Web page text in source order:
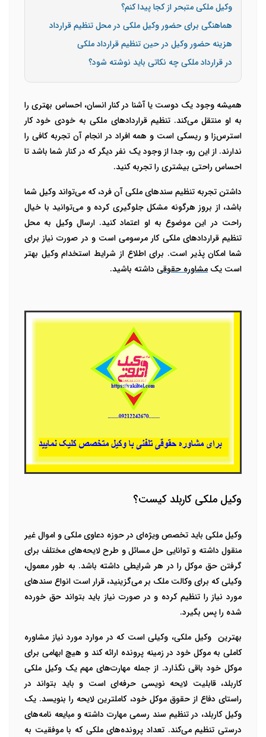
وکیل ملکی متبحر از کجا پیدا کنم؟
هماهنگی برای حضور وکیل ملکی در محل تنظیم قرارداد
هزینه حضور وکیل در حین تنظیم قرارداد ملکی
در قرارداد ملکی چه نکاتی باید نوشته شود؟
همیشه وجود یک دوست یا آشنا در کنار انسان، احساس بهتری را
به او منتقل می‌کند. تنظیم قراردادهای ملکی به خودی خود کار
استرس‌زا و ریسکی است و همه افراد در انجام آن تجربه کافی را
ندارند. از این رو، جدا از وجود یک نفر دیگر که در کنار شما باشد تا
احساس راحتی بیشتری را تجربه کنید.
داشتن تجربه تنظیم سندهای ملکی آن فرد، که می‌تواند وکیل شما
باشد، از بروز هرگونه مشکل جلوگیری کرده و می‌توانید با خیال
راحت در این موضوع به او اعتماد کنید. ارسال وکیل به محل
تنظیم قراردادهای ملکی کار مرسومی است و در صورت نیاز برای
شما امکان پذیر است. برای اطلاع از شرایط استخدام وکیل بهتر
است یک مشاوره حقوقی داشته باشید.
وکیل ملکی کاربلد کیست؟
وکیل ملکی باید تخصص ویژه‌ای در حوزه دعاوی ملکی و اموال غیر
منقول داشته و توانایی حل مسائل و طرح لایحه‌های مختلف برای
گرفتن حق موکل را در هر شرایطی داشته باشد. به طور معمول،
وکیلی که برای وکالت ملک بر می‌گزینید، قرار است انواع سندهای
مورد نیاز را تنظیم کرده و در صورت نیاز باید بتواند حق خورده
شده را پس بگیرد.
بهترین وکیل ملکی، وکیلی است که در موارد مورد نیاز مشاوره
کاملی به موکل خود در زمینه پرونده ارائه کند و هیچ ابهامی برای
موکل خود باقی نگذارد. از جمله مهارت‌های مهم یک وکیل ملکی
کاربلد، قابلیت لایحه نویسی حرفه‌ای است و باید بتواند در
راستای دفاع از حقوق موکل خود، کاملترین لایحه را بنویسد. یک
وکیل کاربلد، در تنظیم سند رسمی مهارت داشته و مبایعه نامه‌های
درستی تنظیم می‌کند. تعداد پرونده‌های ملکی که با موفقیت به